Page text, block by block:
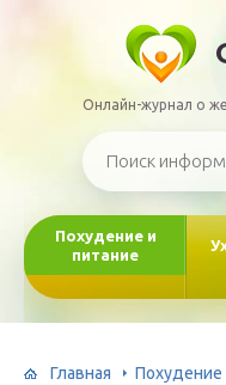
Онлайн-журнал о
Похудение и
питание
Главная
Похудение